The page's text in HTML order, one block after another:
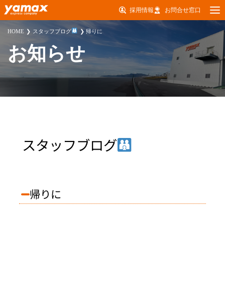
採用情報 お問合せ窓口
HOME スタッフブログ 帰りに
お知らせ
スタッフブログ
帰りに